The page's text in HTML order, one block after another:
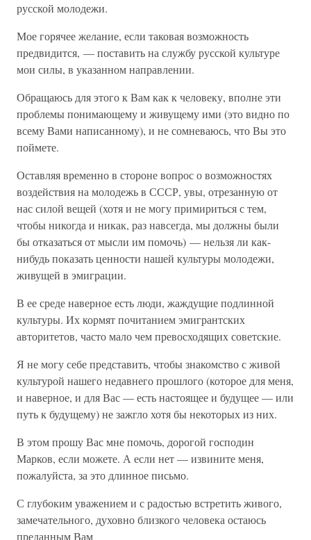
русской молодежи.
Мое горячее желание, если таковая возможность
предвидится, — поставить на службу русской культуре
мои силы, в указанном направлении.
Обращаюсь для этого к Вам как к человеку, вполне эти
проблемы понимающему и живущему ими (это видно по
всему Вами написанному), и не сомневаюсь, что Вы это
поймете.
Оставляя временно в стороне вопрос о возможностях
воздействия на молодежь в СССР, увы, отрезанную от
нас силой вещей (хотя и не могу примириться с тем,
чтобы никогда и никак, раз навсегда, мы должны были
бы отказаться от мысли им помочь) — нельзя ли как-
нибудь показать ценности нашей культуры молодежи,
живущей в эмиграции.
В ее среде наверное есть люди, жаждущие подлинной
культуры. Их кормят почитанием эмигрантских
авторитетов, часто мало чем превосходящих советские.
Я не могу себе представить, чтобы знакомство с живой
культурой нашего недавнего прошлого (которое для меня,
и наверное, и для Вас — есть настоящее и будущее — или
путь к будущему) не зажгло хотя бы некоторых из них.
В этом прошу Вас мне помочь, дорогой господин
Марков, если можете. А если нет — извините меня,
пожалуйста, за это длинное письмо.
С глубоким уважением и с радостью встретить живого,
замечательного, духовно близкого человека остаюсь
преданным Вам